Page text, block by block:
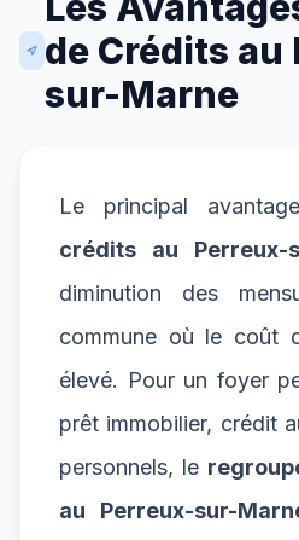
de Crédits au
sur-Marne
Le principal
crédits au Perreux-
diminution des
commune où le coût
élevé. Pour un foyer
prêt immobilier, crédit
personnels, le
au Perreux-sur-